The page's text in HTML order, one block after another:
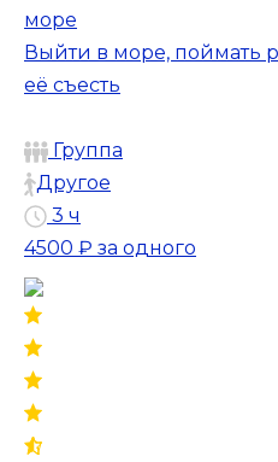
море
Выйти в море, поймать
её съесть
Группа
Другое
3 ч
4500 ₽ за одного